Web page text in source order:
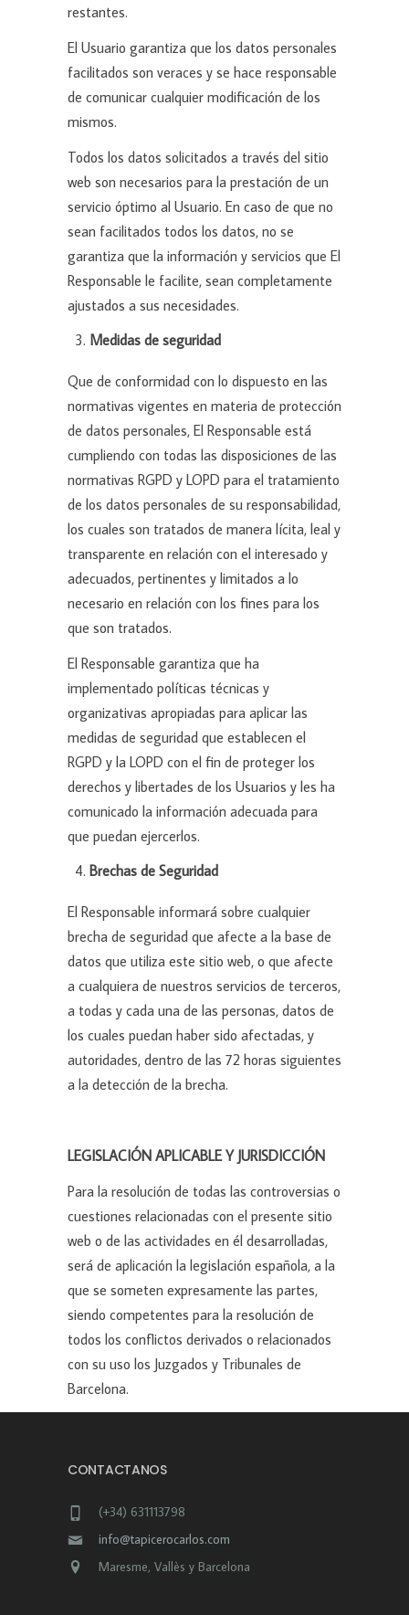
restantes.
El Usuario garantiza que los datos personales
facilitados son veraces y se hace responsable
de comunicar cualquier modificación de los
mismos.
Todos los datos solicitados a través del sitio
web son necesarios para la prestación de un
servicio óptimo al Usuario. En caso de que no
sean facilitados todos los datos, no se
garantiza que la información y servicios que El
Responsable le facilite, sean completamente
ajustados a sus necesidades.
Medidas de seguridad
Que de conformidad con lo dispuesto en las
normativas vigentes en materia de protección
de datos personales, El Responsable está
cumpliendo con todas las disposiciones de las
normativas RGPD y LOPD para el tratamiento
de los datos personales de su responsabilidad,
los cuales son tratados de manera lícita, leal y
transparente en relación con el interesado y
adecuados, pertinentes y limitados a lo
necesario en relación con los fines para los
que son tratados.
El Responsable garantiza que ha
implementado políticas técnicas y
organizativas apropiadas para aplicar las
medidas de seguridad que establecen el
RGPD y la LOPD con el fin de proteger los
derechos y libertades de los Usuarios y les ha
comunicado la información adecuada para
que puedan ejercerlos.
Brechas de Seguridad
El Responsable informará sobre cualquier
brecha de seguridad que afecte a la base de
datos que utiliza este sitio web, o que afecte
a cualquiera de nuestros servicios de terceros,
a todas y cada una de las personas, datos de
los cuales puedan haber sido afectadas, y
autoridades, dentro de las 72 horas siguientes
a la detección de la brecha.
LEGISLACIÓN APLICABLE Y JURISDICCIÓN
Para la resolución de todas las controversias o
cuestiones relacionadas con el presente sitio
web o de las actividades en él desarrolladas,
será de aplicación la legislación española, a la
que se someten expresamente las partes,
siendo competentes para la resolución de
todos los conflictos derivados o relacionados
con su uso los Juzgados y Tribunales de
Barcelona.
CONTACTANOS
(+34) 631113798
info@tapicerocarlos.com
Maresme, Vallès y Barcelona